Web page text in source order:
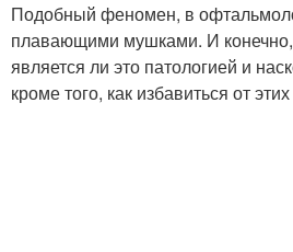
Подобный феномен, в
плавающими мушками. И конечно,
является ли это патологией и
кроме того, как избавиться от